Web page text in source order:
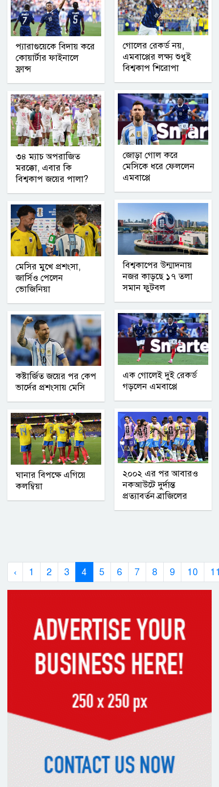
প্যারাগুয়েকে বিদায় করে
কোয়ার্টার ফাইনালে
ফ্রান্স
৩৪ ম্যাচ অপরাজিত
মরক্কো, এবার কি
বিশ্বকাপ জয়ের পালা?
মেসির মুখে প্রশংসা,
জার্সিও পেলেন
ভোজিনিয়া
কষ্টার্জিত জয়ের পর কেপ
ভার্দের প্রশংসায় মেসি
ঘানার বিপক্ষে এগিয়ে
কলম্বিয়া
গোলের রেকর্ড নয়,
এমবাপ্পের লক্ষ্য শুধুই
বিশ্বকাপ শিরোপা
জোড়া গোল করে
মেসিকে ধরে ফেললেন
এমবাপ্পে
বিশ্বকাপের উন্মাদনায়
নজর কাড়ছে ১৭ তলা
সমান ফুটবল
এক গোলেই দুই রেকর্ড
গড়লেন এমবাপ্পে
২০০২ এর পর আবারও
নকআউটে দুর্দান্ত
প্রত্যাবর্তন ব্রাজিলের
‹ 1 2 3 4 5 6 7 8 9 10